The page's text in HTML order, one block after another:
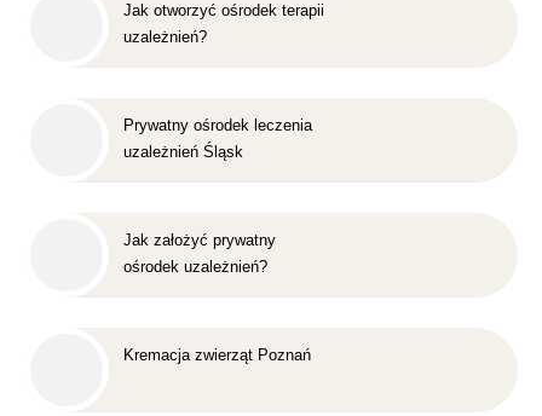
Jak otworzyć ośrodek terapii
uzależnień?
Prywatny ośrodek leczenia
uzależnień Śląsk
Jak założyć prywatny
ośrodek uzależnień?
Kremacja zwierząt Poznań